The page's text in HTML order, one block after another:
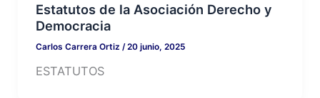
Estatutos de la Asociación Derecho y
Democracia
Carlos Carrera Ortiz /20 junio, 2025
ESTATUTOS